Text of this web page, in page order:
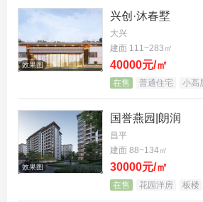
到了有着五年净化器研发制造经
并迅速组建起了一支包括净化器
制造和移动互联网领域的牛人团
材料、坚持最严苛的标准，造一
呼吸系统的空气净化器。
效果图
兴创·沐春墅
大兴
建面 111~283㎡
40000元/㎡
在售 普通住宅 小高
效果图
国誉燕园|朗润
昌平
建面 88~134㎡
30000元/㎡
在售 花园洋房 板楼